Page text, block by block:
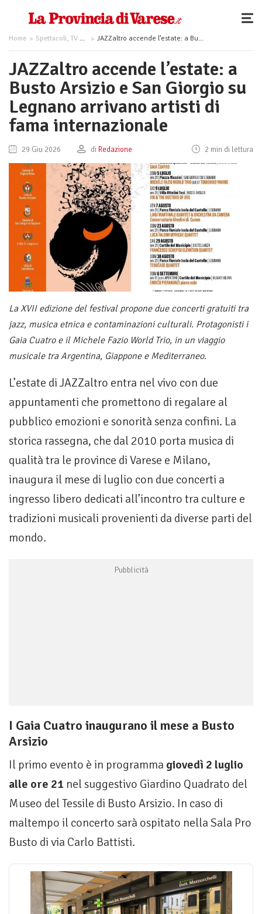
Home Spettacoli, TV e Musica JAZZaltro accende l’estate: a Busto Arsizio e San Giorgio su Legnano arrivano artisti di fama internazionale
JAZZaltro accende l’estate: a
Busto Arsizio e San Giorgio su
Legnano arrivano artisti di
fama internazionale
29 Giu 2026 di Redazione 2 min di lettura
La XVII edizione del festival propone due concerti gratuiti tra
jazz, musica etnica e contaminazioni culturali. Protagonisti i
Gaia Cuatro e il Michele Fazio World Trio, in un viaggio
musicale tra Argentina, Giappone e Mediterraneo.
L’estate di JAZZaltro entra nel vivo con due
appuntamenti che promettono di regalare al
pubblico emozioni e sonorità senza confini. La
storica rassegna, che dal 2010 porta musica di
qualità tra le province di Varese e Milano,
inaugura il mese di luglio con due concerti a
ingresso libero dedicati all’incontro tra culture e
tradizioni musicali provenienti da diverse parti del
mondo.
I Gaia Cuatro inaugurano il mese a Busto
Arsizio
Il primo evento è in programma giovedì 2 luglio
alle ore 21 nel suggestivo Giardino Quadrato del
Museo del Tessile di Busto Arsizio. In caso di
maltempo il concerto sarà ospitato nella Sala Pro
Busto di via Carlo Battisti.